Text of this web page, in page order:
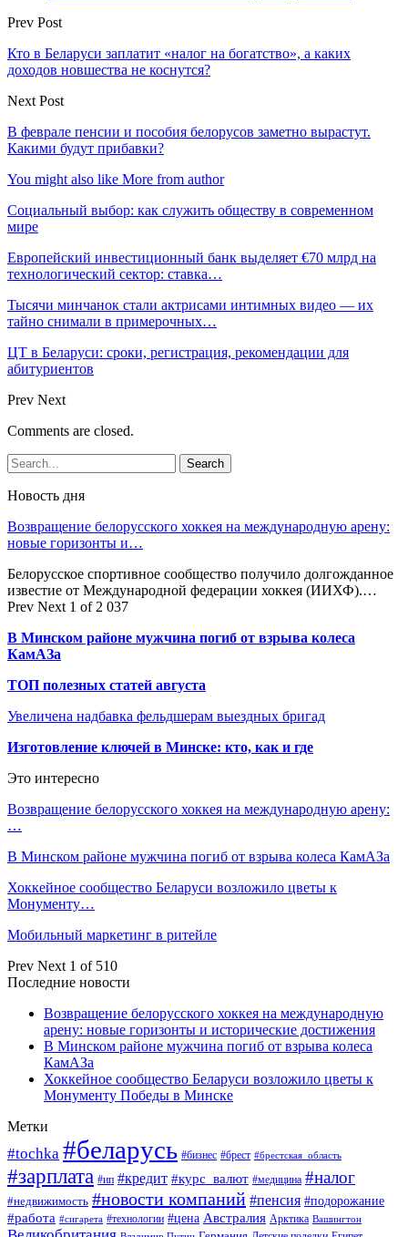
Prev Post
Кто в Беларуси заплатит «налог на богатство», а каких
доходов новшества не коснутся?
Next Post
В феврале пенсии и пособия белорусов заметно вырастут.
Какими будут прибавки?
You might also like More from author
Социальный выбор: как служить обществу в современном
мире
Европейский инвестиционный банк выделяет €70 млрд на
технологический сектор: ставка…
Тысячи минчанок стали актрисами интимных видео — их
тайно снимали в примерочных…
ЦТ в Беларуси: сроки, регистрация, рекомендации для
абитуриентов
Prev Next
Comments are closed.
Новость дня
Возвращение белорусского хоккея на международную арену:
новые горизонты и…
Белорусское спортивное сообщество получило долгожданное
известие от Международной федерации хоккея (ИИХФ).…
Prev Next 1 of 2 037
В Минском районе мужчина погиб от взрыва колеса
КамАЗа
ТОП полезных статей августа
Увеличена надбавка фельдшерам выездных бригад
Изготовление ключей в Минске: кто, как и где
Это интересно
Возвращение белорусского хоккея на международную арену:
…
В Минском районе мужчина погиб от взрыва колеса КамАЗа
Хоккейное сообщество Беларуси возложило цветы к
Монументу…
Мобильный маркетинг в ритейле
Prev Next 1 of 510
Последние новости
Возвращение белорусского хоккея на международную
арену: новые горизонты и исторические достижения
В Минском районе мужчина погиб от взрыва колеса
КамАЗа
Хоккейное сообщество Беларуси возложило цветы к
Монументу Победы в Минске
Метки
#tochka #беларусь #бизнес #брест #брестская_область
#зарплата #ип #кредит #курс_валют #медицина #налог
#недвижимость #новости компаний #пенсия #подорожание
#работа #сигарета #технологии #цена Австралия Арктика Вашингтон